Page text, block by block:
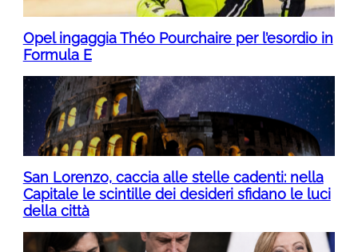
Opel ingaggia Théo Pourchaire per l’esordio in
Formula E
San Lorenzo, caccia alle stelle cadenti: nella
Capitale le scintille dei desideri sfidano le luci
della città